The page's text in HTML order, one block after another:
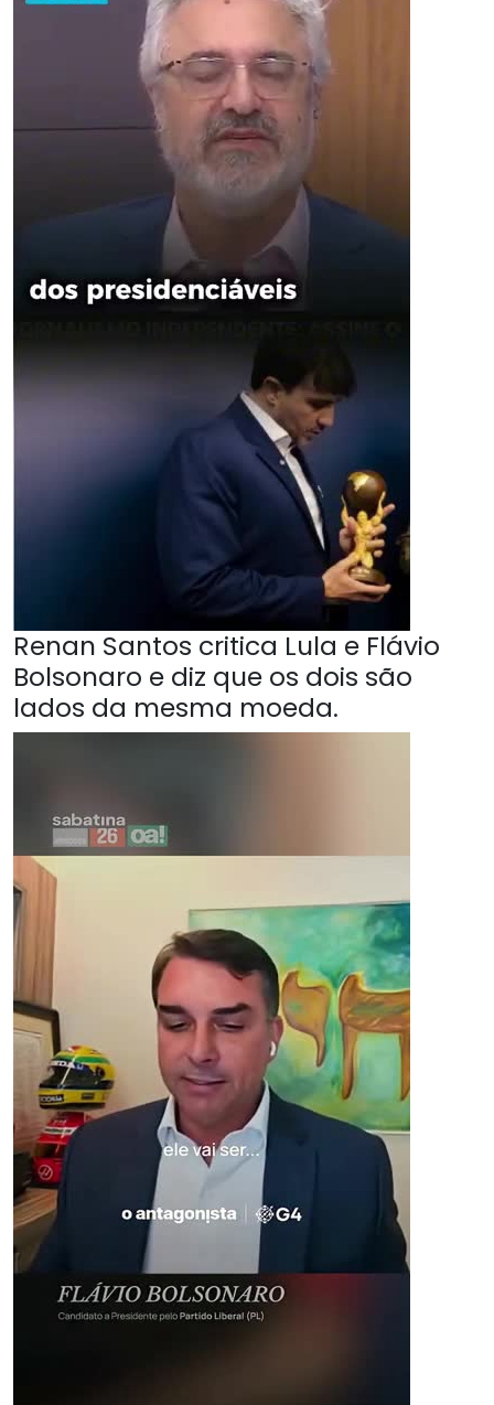
Renan Santos critica Lula e Flávio
Bolsonaro e diz que os dois são
lados da mesma moeda.